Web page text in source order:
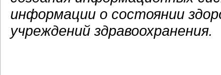
информации о состоянии
учреждений здравоохранения.